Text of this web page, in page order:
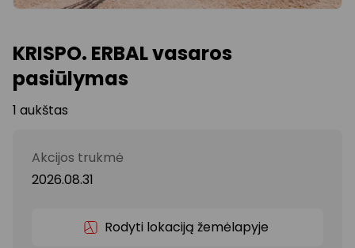
KRISPO. ERBAL vasaros
pasiūlymas
1 aukštas
Akcijos trukmė
2026.08.31
Rodyti lokaciją žemėlapyje